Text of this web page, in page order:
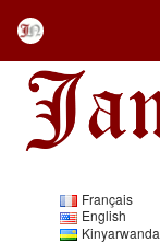
Français
English
Kinyarwanda